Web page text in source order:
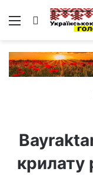
Меню Пошук
крилату